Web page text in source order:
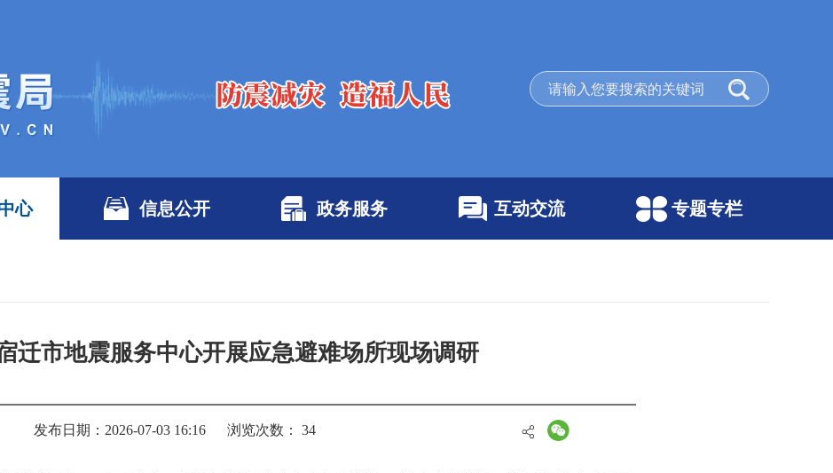
心 信息公开 政务服务 互动交流 专题专栏
迁市地震服务中心开展应急避难场所现场调研
发布日期：2026-07-03 16:16 浏览次数： 34